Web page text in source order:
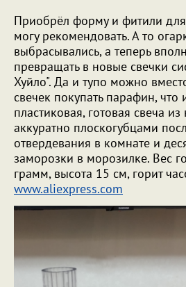
Приобрёл форму и фитили для
могу рекомендовать. А то
выбрасывались, а теперь
превращать в новые свечки
Хуйло". Да и тупо можно
свечек покупать парафин,
пластиковая, готовая свеча
аккуратно плоскогубцами
отвердевания в комнате и
заморозки в морозилке. Вес
грамм, высота 15 см, горит
www.aliexpress.com